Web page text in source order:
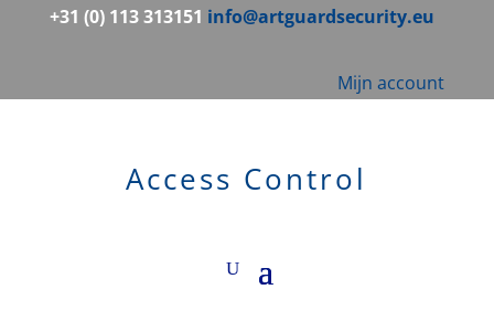
+31 (0) 113 313151 info@artguardsecurity.eu
Mijn account
Access Control